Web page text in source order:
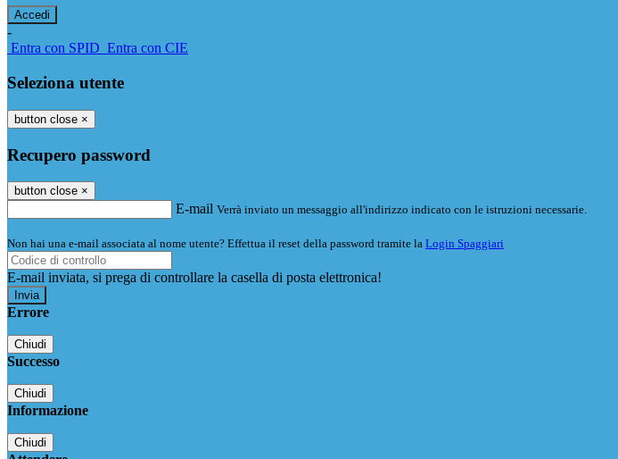
-
Entra con SPID Entra con CIE
Seleziona utente
button close ×
Recupero password
button close ×
E-mail Verrà inviato un messaggio all'indirizzo indicato con le istruzioni necessarie.
Non hai una e-mail associata al nome utente? Effettua il reset della password tramite la Login Spaggiari
E-mail inviata, si prega di controllare la casella di posta elettronica!
Errore
Chiudi
Successo
Chiudi
Informazione
Chiudi